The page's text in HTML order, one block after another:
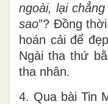
ngoài, lại
sao”? Đồng
hoán cải để
Ngài tha thứ
tha nhân.
4. Qua bài Tin